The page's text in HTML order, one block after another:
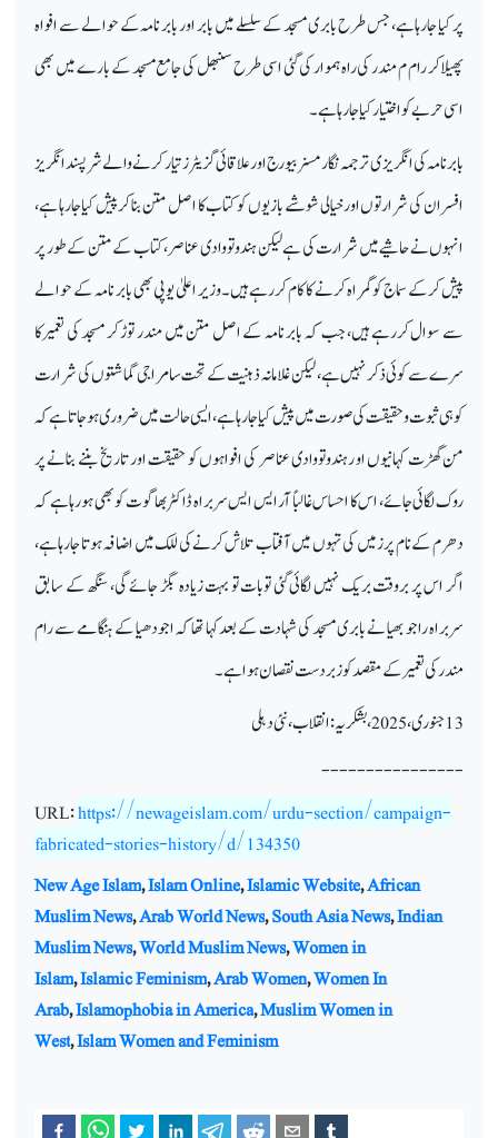
پر کیا جارہا ہے، جس طرح بابری مسجد کے سلسلے میں بابر اور بابر نامہ کے حوالے سے افواہ
پھیلاکر رام م مندر کی راہ ہموار کی گئی اسی طرح سنبھل کی جامع مسجد کے بارے میں بھی
اسی حربے کو اختیار کیا جارہا ہے۔
بابر نامہ کی انگریزی ترجمہ نگار مسنر بیورج اور علاقائی گزیٹر زتیار کرنے والے شرپسند انگریز
افسران کی شرارتوں اورخیالی شوشے بازیوں کو کتاب کا اصل متن بنا کر پیش کیاجارہا ہے،
انہوں نے حاشیے میں شرارت کی ہے لیکن ہندوتو وادی عناصر، کتاب کے متن کے طور پر
پیش کرکے سماج کو گمراہ کرنے کا کام کررہے ہیں۔وزیر اعلیٰ یوپی بھی بابر نامہ کے حوالے
سے سوال کررہے ہیں، جب کہ بابر نامہ کے اصل متن میں مندر توڑ کر مسجد کی تعمیرکا
سرے سے کوئی ذکر نہیں ہے، لیکن غلامانہ ذہنیت کے تحت سامراجی گماشتوں کی شرارت
کو ہی ثبوت و حقیقت کی صورت میں پیش کیا جارہا ہے، ایسی حالت میں ضروری ہوجاتاہے کہ
من گھڑت کہانیوں او رہندوتووادی عناصر کی افواہوں کو حقیقت اور تاریخ بننے بنانے پر
روک لگائی جائے، اس کا احساس غالباً آر ایس ایس سربراہ ڈاکٹر بھاگوت کو بھی ہورہا ہے کہ
دھرم کے نام پر زمیں کی تہوں میں آفتاب تلاش کرنے کی للک میں اضافہ ہوتا جارہاہے،
اگر اس پر بروقت بریک نہیں لگائی گئی توبات تو بہت زیادہ بگڑ جائے گی، سنگھ کے سابق
سربراہ راجو بھیا نے بابری مسجد کی شہادت کے بعدکہا تھا کہ اجودھیا کے ہنگامے سے رام
مندر کی تعمیر کے مقصد کو زبردست نقصان ہوا ہے۔
13 جنوری،2025، بشکریہ:انقلاب،نئی دہلی
----------------
URL:https://newageislam.com/urdu-section/campaign-
fabricated-stories-history/d/134350
New Age Islam,Islam Online,Islamic Website,African
Muslim News,Arab World News,South Asia News,Indian
Muslim News,World Muslim News,Women in
Islam,Islamic Feminism,Arab Women,Women In
Arab,Islamophobia in America,Muslim Women in
West,Islam Women and Feminism